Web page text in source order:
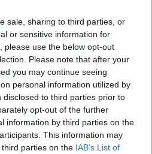
sale, sharing to third parties, or
or sensitive information for
please use the below opt-out
Please note that after your
you may continue seeing
personal information utilized by
to third parties prior to
opt-out of the further
information by third parties on the
This information may
parties on the IAB’s List of
νόσημα και
Μεγαλύτερος ο
επικίνδυνων επιπλοκών
2022
θερμοκρασίες που
για έμφραγμα ή
2022